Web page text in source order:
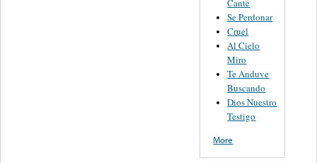
Cante
Se Perdonar
Cruel
Al Cielo
Miro
Te Anduve
Buscando
Dios Nuestro
Testigo
More